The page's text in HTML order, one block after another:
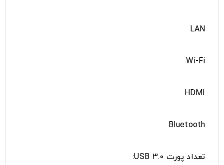
LAN
Wi-Fi
HDMI
Bluetooth
تعداد پورت USB 3.0: